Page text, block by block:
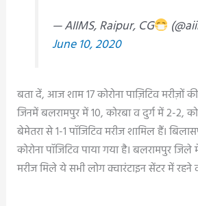
— AIIMS, Raipur, CG
June 10, 2020
बता दें, आज शाम 17 कोरोना पाज़िटिव मरीज़ों
जिनमें बलरामपुर में 10, कोरबा व दुर्ग में 2-2,
बेमेतरा से 1-1 पॉजिटिव मरीज शामिल हैं।
कोरोना पॉजिटिव पाया गया है। बलरामपुर जिले
मरीज मिले ये सभी लोग क्वारंटाइन सेंटर में रहने